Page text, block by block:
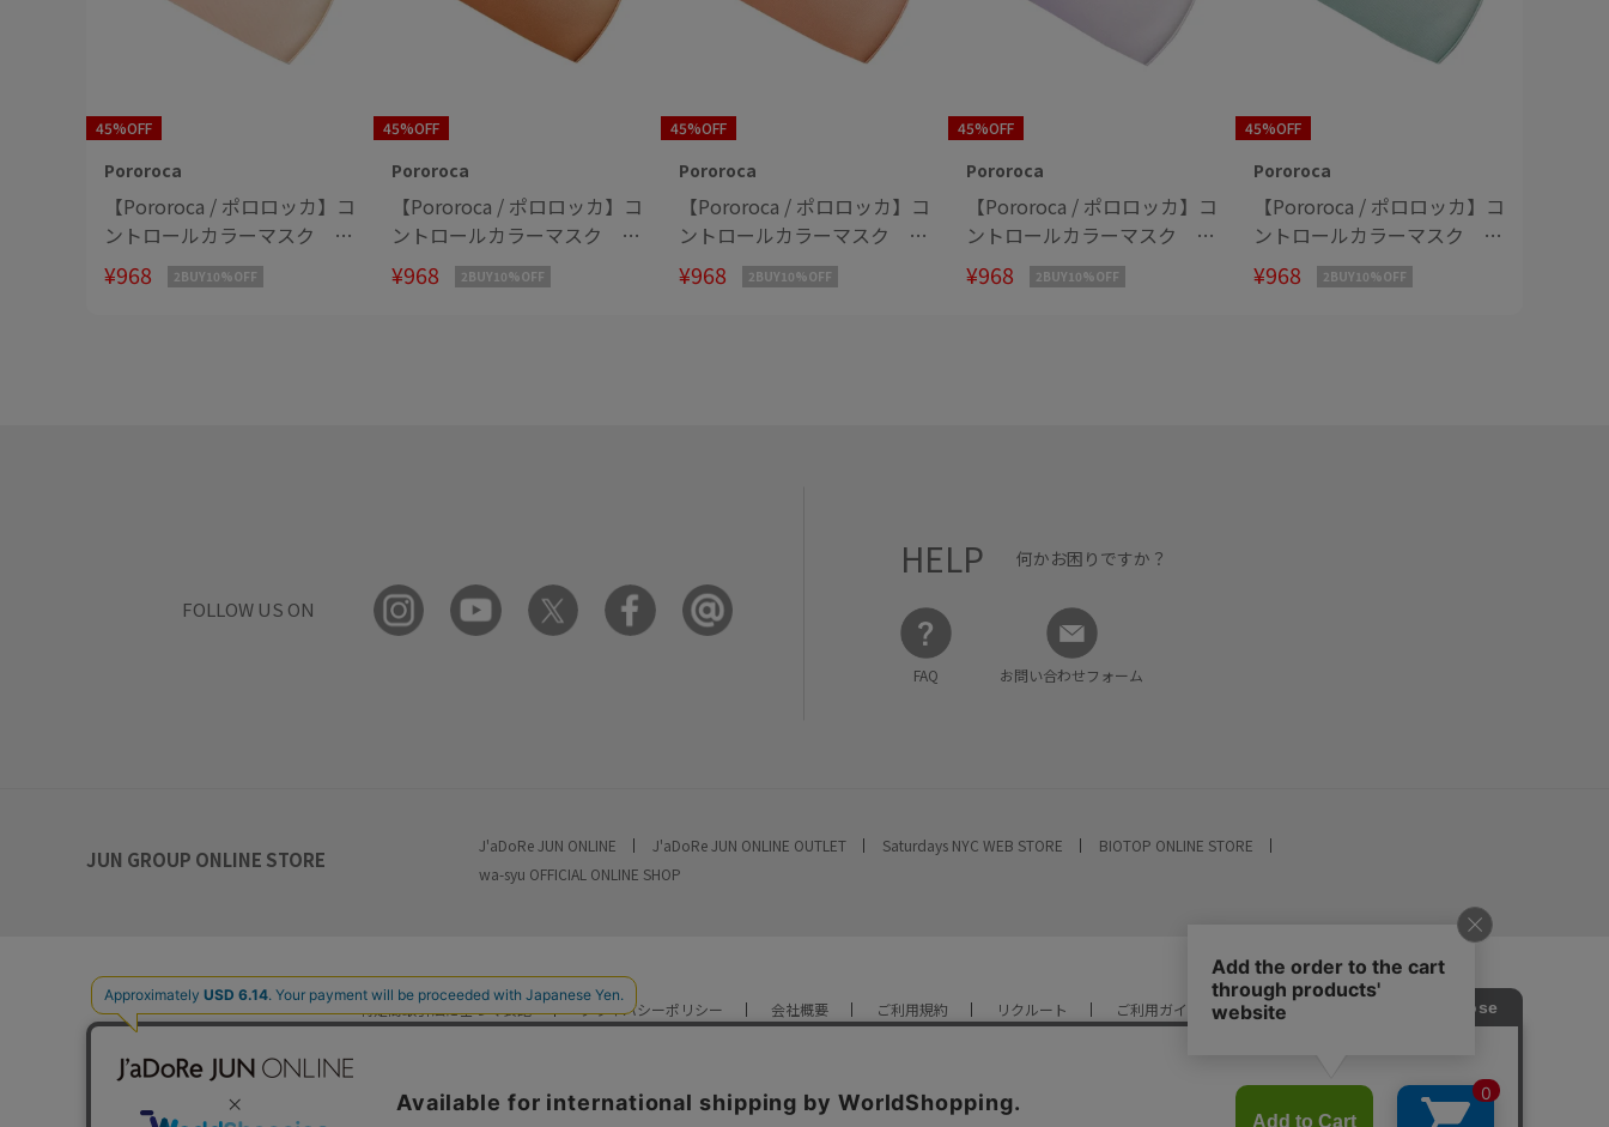
45%OFF
Pororoca
【Pororoca / ポロロッカ】コ
ントロールカラーマスク モ
ルガナイトピンク
¥968 2BUY10%OFF
45%OFF
Pororoca
【Pororoca / ポロロッカ】コ
ントロールカラーマスク ル
ドラクシャブラウン
¥968 2BUY10%OFF
45%OFF
Pororoca
【Pororoca / ポロロッカ】コ
ントロールカラーマスク ピ
ンクカルセドニー
¥968 2BUY10%OFF
45%OFF
Pororoca
【Pororoca / ポロロッカ】コ
ントロールカラーマスク ア
メトリンパープル
¥968 2BUY10%OFF
45%OFF
Pororoca
【Pororoca / ポロロッカ】コ
ントロールカラーマスク ア
マゾナイトグリーン
¥968 2BUY10%OFF
FOLLOW US ON
HELP 何かお困りですか？
FAQ お問い合わせフォーム
JUN GROUP ONLINE STORE
J'aDoRe JUN ONLINE J'aDoRe JUN ONLINE OUTLET Saturdays NYC WEB STORE
BIOTOP ONLINE STORE
wa-syu OFFICIAL ONLINE SHOP
特定商取引法に基づく表記 プライバシーポリシー 会社概要 ご利用規約 リクルート ご利用ガイド